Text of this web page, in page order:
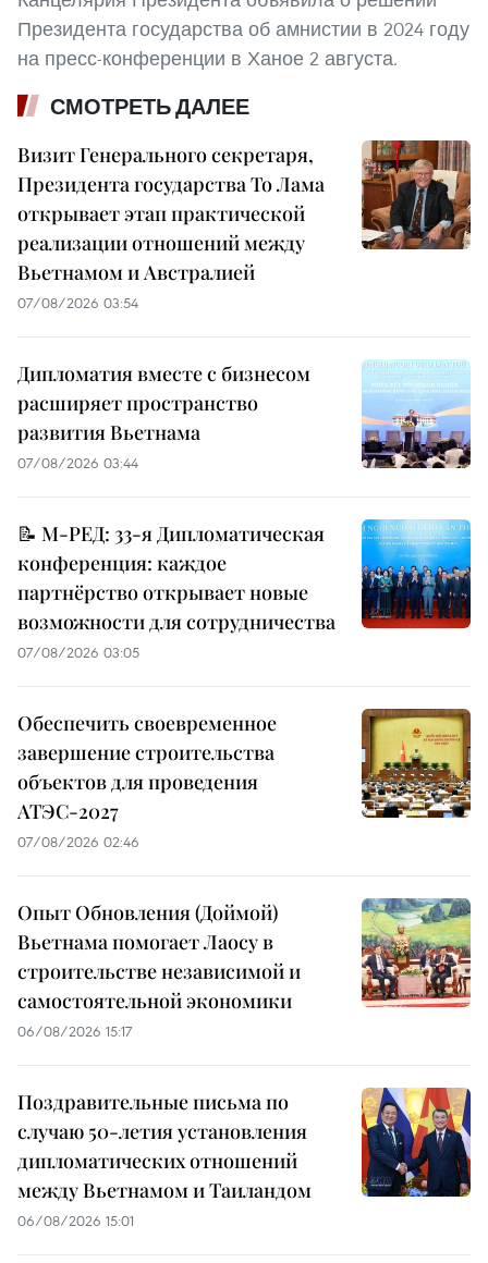
Президента государства об амнистии в 2024 году
на пресс-конференции в Ханое 2 августа.
СМОТРЕТЬ ДАЛЕЕ
Визит Генерального секретаря,
Президента государства То Лама
открывает этап практической
реализации отношений между
Вьетнамом и Австралией
07/08/2026 03:54
Дипломатия вместе с бизнесом
расширяет пространство
развития Вьетнама
07/08/2026 03:44
📝 М-РЕД: 33-я Дипломатическая
конференция: каждое
партнёрство открывает новые
возможности для сотрудничества
07/08/2026 03:05
Обеспечить своевременное
завершение строительства
объектов для проведения
АТЭС-2027
07/08/2026 02:46
Опыт Обновления (Доймой)
Вьетнама помогает Лаосу в
строительстве независимой и
самостоятельной экономики
06/08/2026 15:17
Поздравительные письма по
случаю 50-летия установления
дипломатических отношений
между Вьетнамом и Таиландом
06/08/2026 15:01